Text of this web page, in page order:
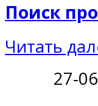
Поиск
Читать
27-